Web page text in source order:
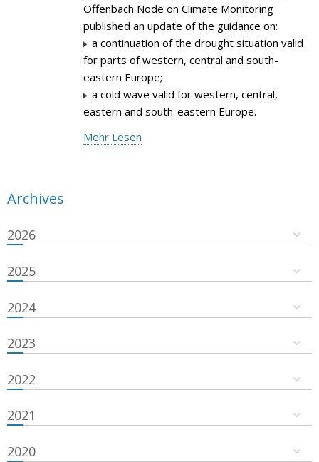
Offenbach Node on Climate Monitoring
published an update of the guidance on:
a continuation of the drought situation valid
for parts of western, central and south-
eastern Europe;
a cold wave valid for western, central,
eastern and south-eastern Europe.
Mehr Lesen
Archives
2026
2025
2024
2023
2022
2021
2020